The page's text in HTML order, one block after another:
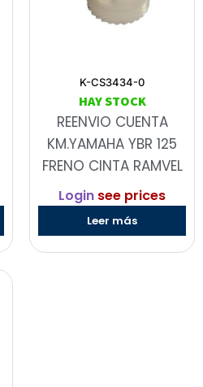
K-CS3434-0
HAY STOCK
REENVIO CUENTA
KM.YAMAHA YBR 125
FRENO CINTA RAMVEL
Login see prices
Leer más